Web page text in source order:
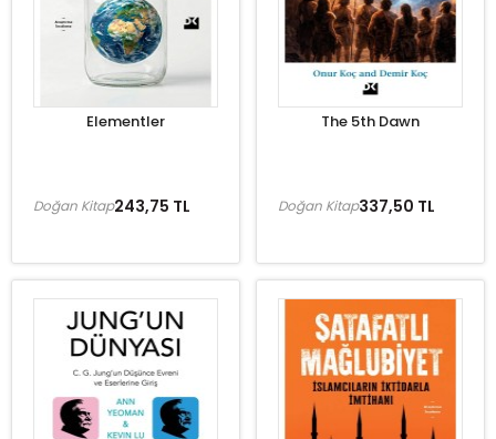
Elementler
243,75 TL
Doğan Kitap
The 5th Dawn
337,50 TL
Doğan Kitap